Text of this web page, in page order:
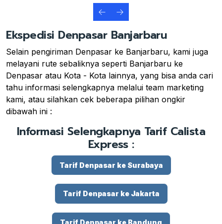
Ekspedisi Denpasar Banjarbaru
Selain pengiriman Denpasar ke Banjarbaru, kami juga
melayani rute sebaliknya seperti Banjarbaru ke
Denpasar atau Kota - Kota lainnya, yang bisa anda cari
tahu informasi selengkapnya melalui team marketing
kami, atau silahkan cek beberapa pilihan ongkir
dibawah ini :
Informasi Selengkapnya Tarif Calista
Express :
Tarif Denpasar ke Surabaya
Tarif Denpasar ke Jakarta
Tarif Denpasar ke Bandung